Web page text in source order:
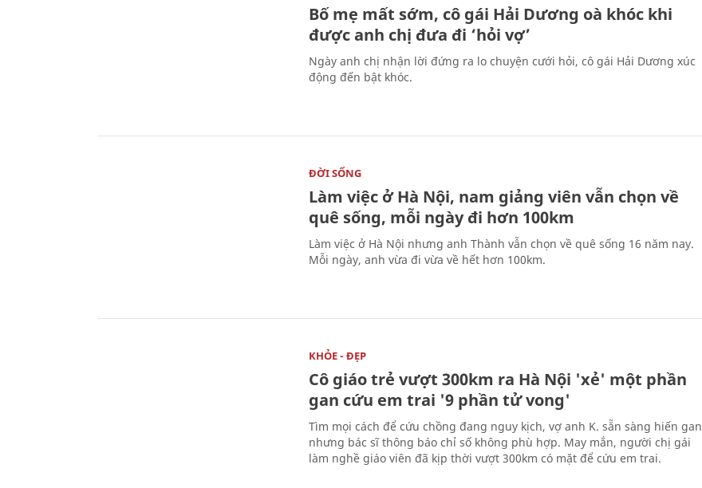
Bố mẹ mất sớm, cô gái Hải Dương oà khóc khi
được anh chị đưa đi ‘hỏi vợ’
Ngày anh chị nhận lời đứng ra lo chuyện cưới hỏi, cô gái Hải Dương xúc
động đến bật khóc.
ĐỜI SỐNG
Làm việc ở Hà Nội, nam giảng viên vẫn chọn về
quê sống, mỗi ngày đi hơn 100km
Làm việc ở Hà Nội nhưng anh Thành vẫn chọn về quê sống 16 năm nay.
Mỗi ngày, anh vừa đi vừa về hết hơn 100km.
KHỎE - ĐẸP
Cô giáo trẻ vượt 300km ra Hà Nội 'xẻ' một phần
gan cứu em trai '9 phần tử vong'
Tìm mọi cách để cứu chồng đang nguy kịch, vợ anh K. sẵn sàng hiến gan
nhưng bác sĩ thông báo chỉ số không phù hợp. May mắn, người chị gái
làm nghề giáo viên đã kịp thời vượt 300km có mặt để cứu em trai.